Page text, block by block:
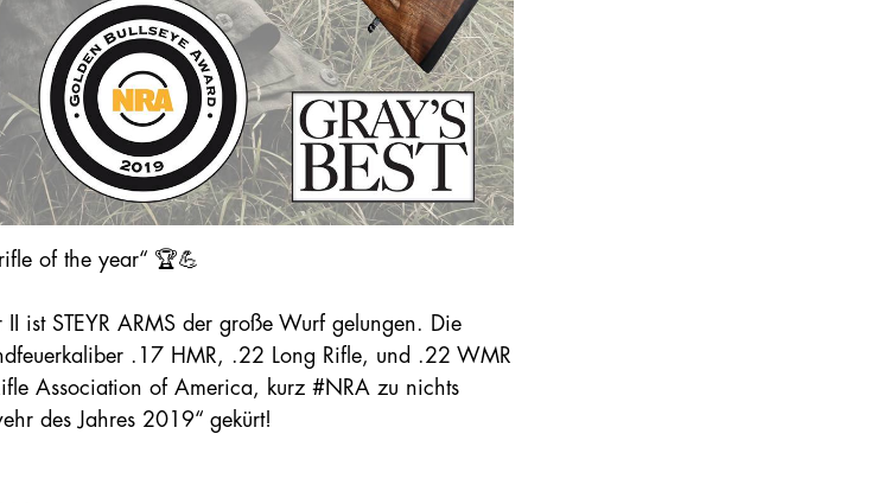
of the year“ 🏆💪
ist STEYR ARMS der große Wurf gelungen. Die
.17 HMR, .22 Long Rifle, und .22 WMR
Association of America, kurz #NRA zu nichts
des Jahres 2019“ gekürt!